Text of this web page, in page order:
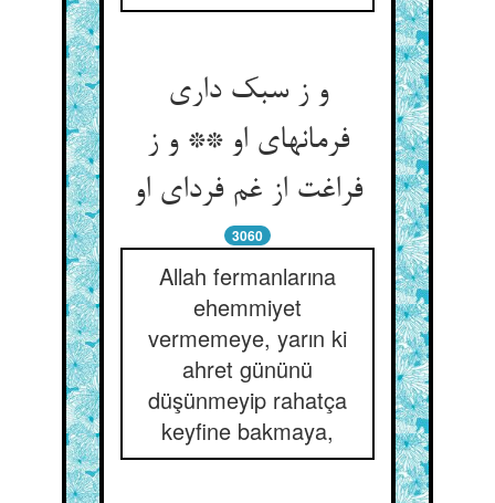
و ز سبک داری
فرمان‏های او ** و ز
فراغت از غم فردای او
3060
Allah fermanlarına
ehemmiyet
vermemeye, yarın ki
ahret gününü
düşünmeyip rahatça
keyfine bakmaya,